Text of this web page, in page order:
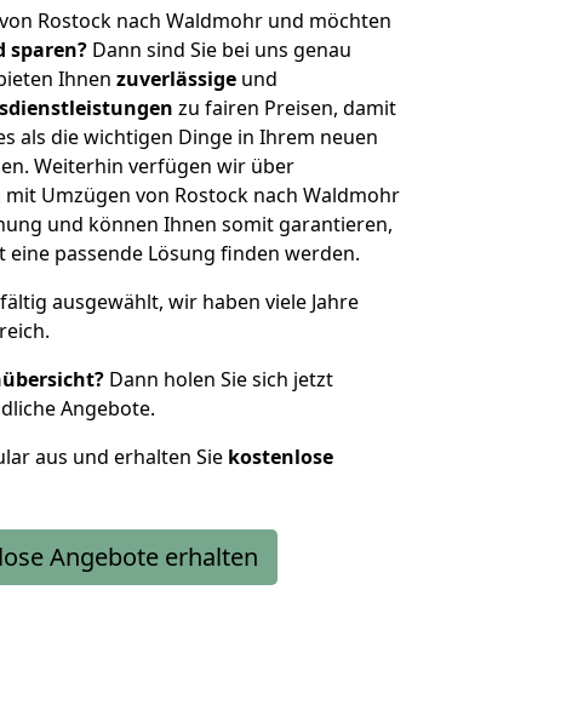
Rostock nach Waldmohr und möchten
sparen? Dann sind Sie bei uns genau
Ihnen zuverlässige und
zu fairen Preisen, damit
als die wichtigen Dinge in Ihrem neuen
Weiterhin verfügen wir über
Umzügen von Rostock nach Waldmohr
und können Ihnen somit garantieren,
passende Lösung finden werden.
ausgewählt, wir haben viele Jahre
Dann holen Sie sich jetzt
Angebote.
aus und erhalten Sie kostenlose
Angebote erhalten